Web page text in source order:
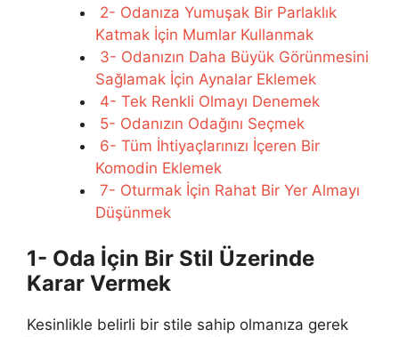
2- Odanıza Yumuşak Bir Parlaklık
Katmak İçin Mumlar Kullanmak
3- Odanızın Daha Büyük Görünmesini
Sağlamak İçin Aynalar Eklemek
4- Tek Renkli Olmayı Denemek
5- Odanızın Odağını Seçmek
6- Tüm İhtiyaçlarınızı İçeren Bir
Komodin Eklemek
7- Oturmak İçin Rahat Bir Yer Almayı
Düşünmek
1- Oda İçin Bir Stil Üzerinde
Karar Vermek
Kesinlikle belirli bir stile sahip olmanıza gerek